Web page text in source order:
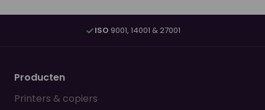
ISO 9001, 14001 & 27001
Producten
Printers & copiers